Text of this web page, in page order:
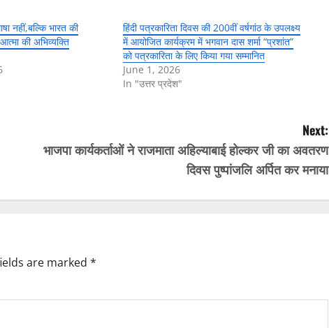
नहीं,बल्कि भारत की
की अभिव्यक्ति
हिंदी पत्रकारिता दिवस की 200वीं वर्षगांठ के उपलक्ष्य
में आयोजित कार्यक्रम में भगवान दास शर्मा “प्रशांत”
को पत्रकारिता के लिए किया गया सम्मानित
June 1, 2026
In "उत्तर प्रदेश"
Next:
भाजपा कार्यकर्ताओं ने राजमाता अहिल्याबाई होल्कर जी का अवतरण
दिवस पुष्पांजलि अर्पित कर मनाया
are marked *